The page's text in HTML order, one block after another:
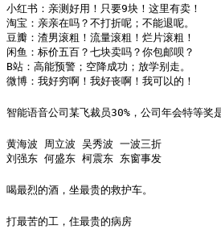
小红书：亲测好用！只要9块！这里有卖！
淘宝：亲亲在吗？不打折呢；不能退呢。
豆瓣：渣男滚粗！流量滚粗！烂片滚粗！
闲鱼：标价五百？七块卖吗？你包邮呗？
B站：高能预警；空降成功；放学别走。
微博：我好穷啊！我好丧啊！我可以的！
智能语音公司某飞裁员30%，公司年会特等
黄海波 周立波 吴秀波 一波三折
刘强东 何盛东 柯震东 东窗事发
喝最烈的酒，坐最贵的救护车。​​​​ ​​​
打最苦的工，住最贵的病房